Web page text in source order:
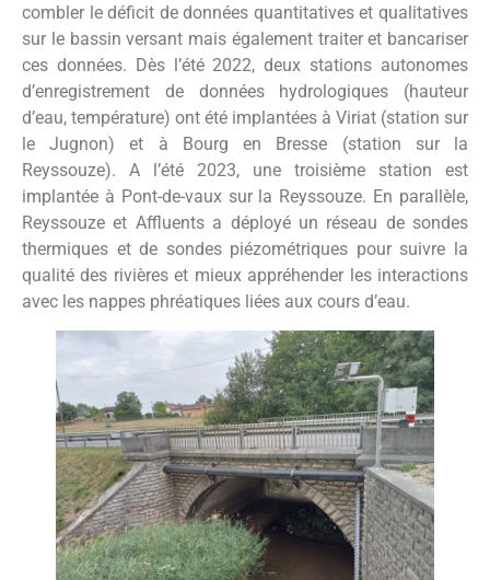
combler le déficit de données quantitatives et qualitatives
sur le bassin versant mais également traiter et bancariser
ces données. Dès l’été 2022, deux stations autonomes
d’enregistrement de données hydrologiques (hauteur
d’eau, température) ont été implantées à Viriat (station sur
le Jugnon) et à Bourg en Bresse (station sur la
Reyssouze). A l’été 2023, une troisième station est
implantée à Pont-de-vaux sur la Reyssouze. En parallèle,
Reyssouze et Affluents a déployé un réseau de sondes
thermiques et de sondes piézométriques pour suivre la
qualité des rivières et mieux appréhender les interactions
avec les nappes phréatiques liées aux cours d’eau.